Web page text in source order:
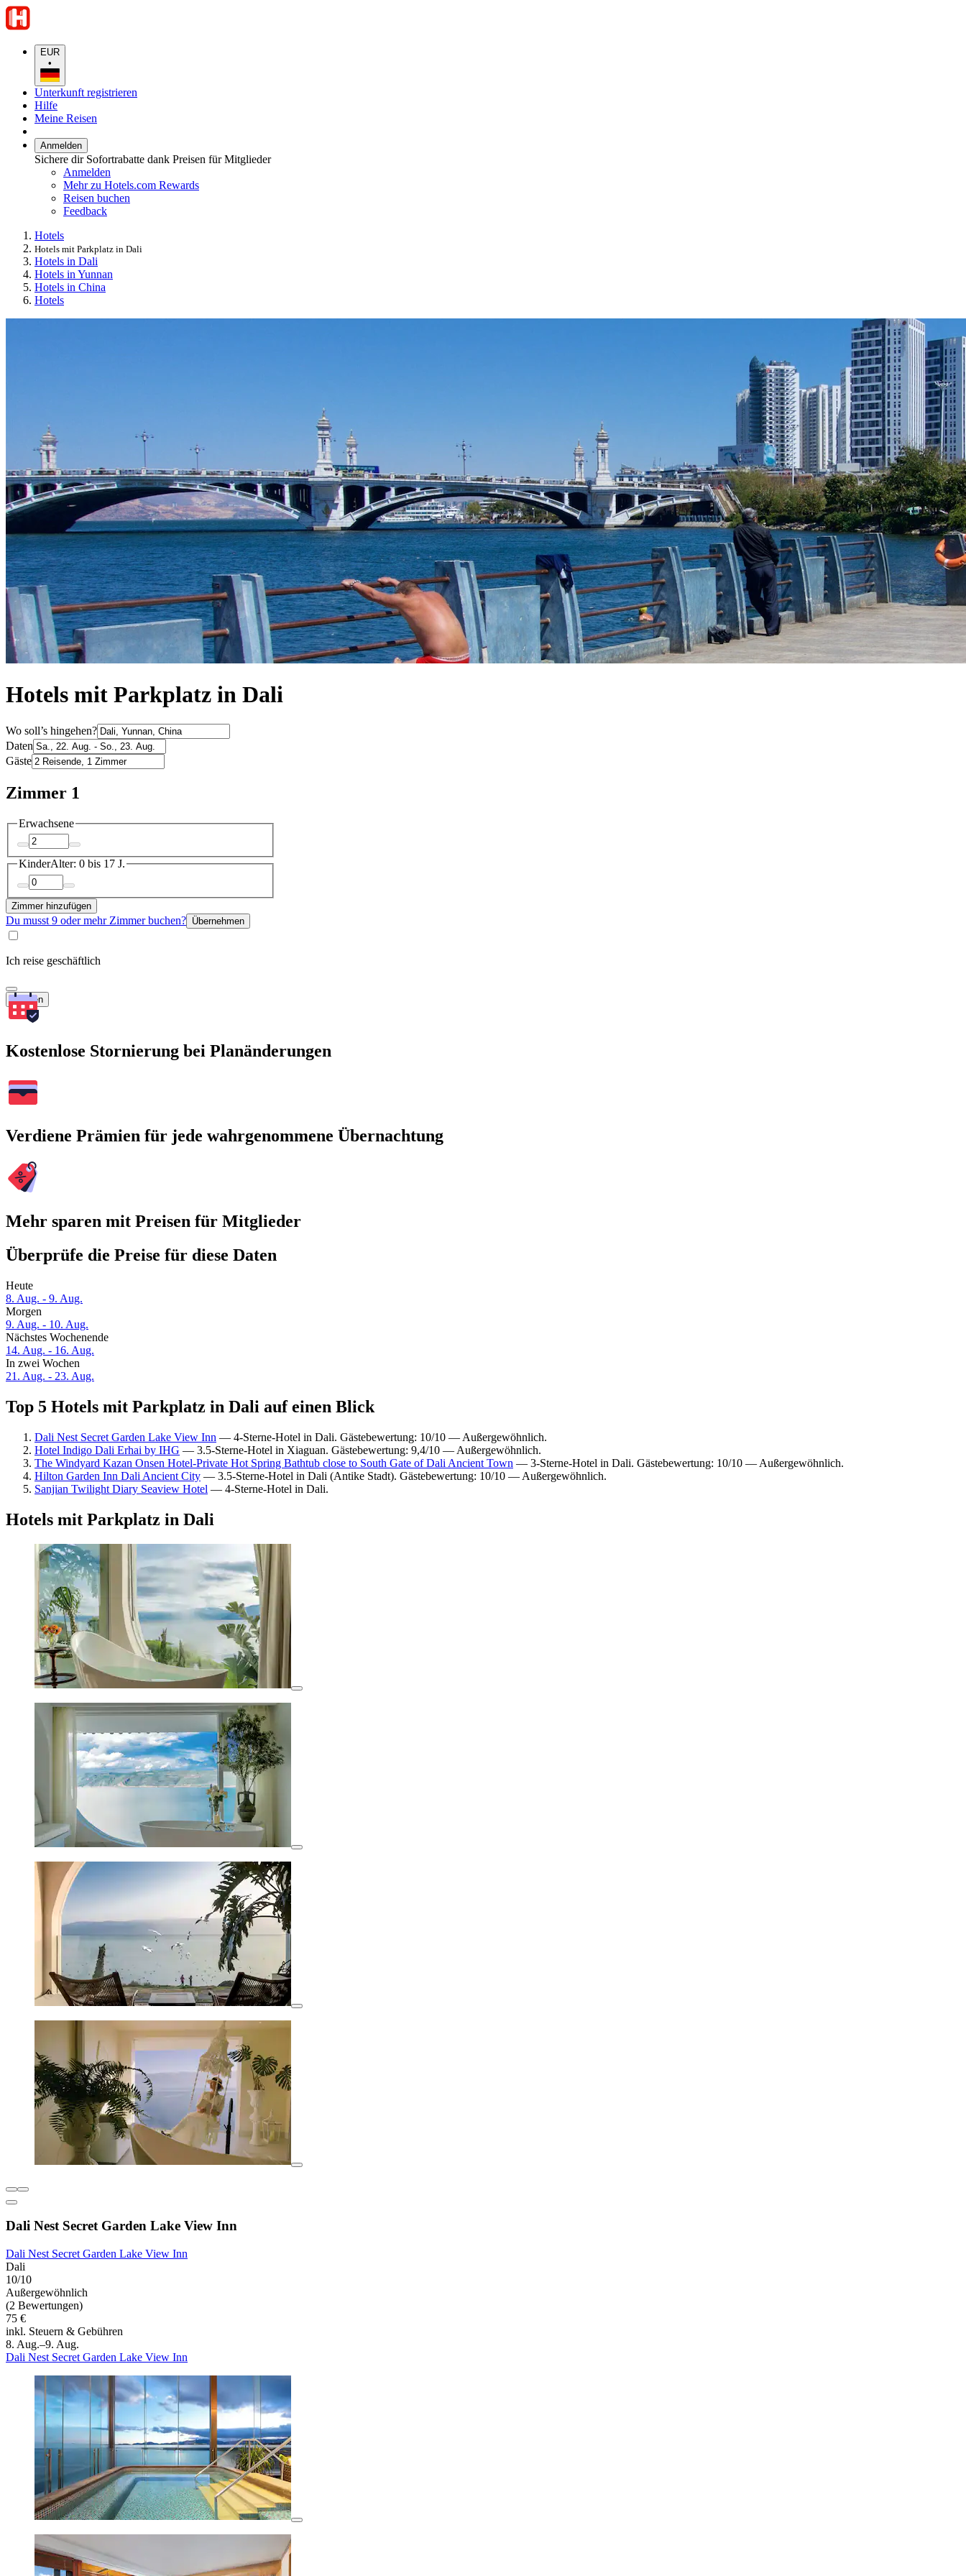
EUR
•
Unterkunft registrieren
Hilfe
Meine Reisen
Anmelden
Sichere dir Sofortrabatte dank Preisen für Mitglieder
Anmelden
Mehr zu Hotels.com Rewards
Reisen buchen
Feedback
Hotels
Hotels mit Parkplatz in Dali
Hotels in Dali
Hotels in Yunnan
Hotels in China
Hotels
Hotels mit Parkplatz in Dali
Wo soll’s hingehen?
Daten
Gäste
Zimmer 1
Erwachsene
KinderAlter: 0 bis 17 J.
Zimmer hinzufügen
Du musst 9 oder mehr Zimmer buchen? Übernehmen
Ich reise geschäftlich
Suchen
Kostenlose Stornierung bei Planänderungen
Verdiene Prämien für jede wahrgenommene Übernachtung
Mehr sparen mit Preisen für Mitglieder
Überprüfe die Preise für diese Daten
Heute
8. Aug. - 9. Aug.
Morgen
9. Aug. - 10. Aug.
Nächstes Wochenende
14. Aug. - 16. Aug.
In zwei Wochen
21. Aug. - 23. Aug.
Top 5 Hotels mit Parkplatz in Dali auf einen Blick
Dali Nest Secret Garden Lake View Inn — 4-Sterne-Hotel in Dali. Gästebewertung: 10/10 — Außergewöhnlich.
Hotel Indigo Dali Erhai by IHG — 3.5-Sterne-Hotel in Xiaguan. Gästebewertung: 9,4/10 — Außergewöhnlich.
The Windyard Kazan Onsen Hotel-Private Hot Spring Bathtub close to South Gate of Dali Ancient Town — 3-Sterne-Hotel in Dali. Gästebewertung: 10/10 — Außergewöhnlich.
Hilton Garden Inn Dali Ancient City — 3.5-Sterne-Hotel in Dali (Antike Stadt). Gästebewertung: 10/10 — Außergewöhnlich.
Sanjian Twilight Diary Seaview Hotel — 4-Sterne-Hotel in Dali.
Hotels mit Parkplatz in Dali
Dali Nest Secret Garden Lake View Inn
Dali Nest Secret Garden Lake View Inn
Dali
10/10
Außergewöhnlich
(2 Bewertungen)
75 €
inkl. Steuern & Gebühren
8. Aug.–9. Aug.
Dali Nest Secret Garden Lake View Inn